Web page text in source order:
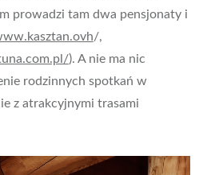
prowadzi tam dwa pensjonaty i
/,
). A nie ma nic
rodzinnych spotkań w
z atrakcyjnymi trasami